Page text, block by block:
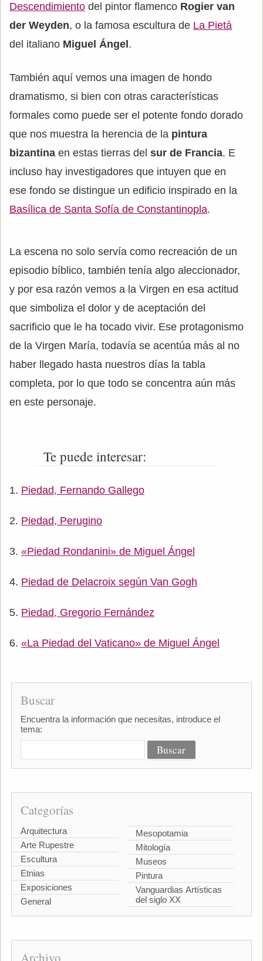
Descendimiento del pintor flamenco Rogier van
der Weyden, o la famosa escultura de La Pietá
del italiano Miguel Ángel .
También aquí vemos una imagen de hondo
dramatismo, si bien con otras características
formales como puede ser el potente fondo dorado
que nos muestra la herencia de la pintura
bizantina en estas tierras del sur de Francia. E
incluso hay investigadores que intuyen que en
ese fondo se distingue un edificio inspirado en la
Basílica de Santa Sofía de Constantinopla.
La escena no solo servía como recreación de un
episodio bíblico, también tenía algo aleccionador,
y por esa razón vemos a la Virgen en esa actitud
que simboliza el dolor y de aceptación del
sacrificio que le ha tocado vivir. Ese protagonismo
de la Virgen María, todavía se acentúa más al no
haber llegado hasta nuestros días la tabla
completa, por lo que todo se concentra aún más
en este personaje.
Te puede interesar:
Piedad, Fernando Gallego
Piedad, Perugino
«Piedad Rondanini» de Miguel Ángel
Piedad de Delacroix según Van Gogh
Piedad, Gregorio Fernández
«La Piedad del Vaticano» de Miguel Ángel
Buscar
Encuentra la información que necesitas, introduce el
tema:
Categorías
Arquitectura
Arte Rupestre
Escultura
Etnias
Exposiciones
General
Mesopotamia
Mitología
Museos
Pintura
Vanguardias Artísticas
del siglo XX
Archivo